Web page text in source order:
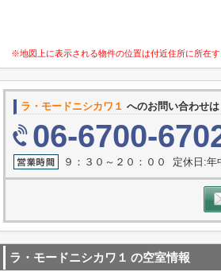
※地図上に表示される物件の位置は付近住所に所在
ラ・モードニシカワ１ へのお問い合わせは
06-6700-
９：３０～２０：００ 定休日:
ラ・モードニシカワ１ の空室情報